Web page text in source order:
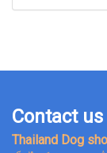
Contact us
Thailand Dog